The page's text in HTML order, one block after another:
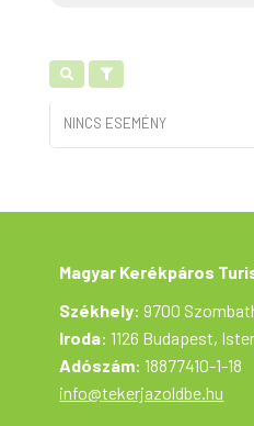
NINCS ESEMÉNY
Magyar Kerékpáros
Székhely: 9700
Iroda: 1126 Budapest,
Adószám: 18877410-1-18
info@tekerjazoldbe.hu